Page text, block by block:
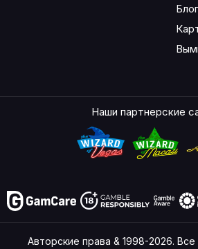
Блог
Наши партнерские
Авторские права & 1998-2026.